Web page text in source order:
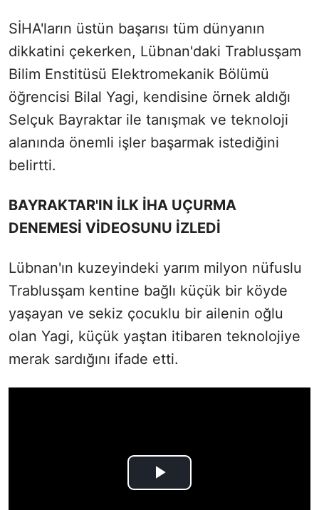
SİHA'ların üstün başarısı tüm dünyanın
dikkatini çekerken, Lübnan'daki Trablusşam
Bilim Enstitüsü Elektromekanik Bölümü
öğrencisi Bilal Yagi, kendisine örnek aldığı
Selçuk Bayraktar ile tanışmak ve teknoloji
alanında önemli işler başarmak istediğini
belirtti.
BAYRAKTAR'IN İLK İHA UÇURMA
DENEMESİ VİDEOSUNU İZLEDİ
Lübnan'ın kuzeyindeki yarım milyon nüfuslu
Trablusşam kentine bağlı küçük bir köyde
yaşayan ve sekiz çocuklu bir ailenin oğlu
olan Yagi, küçük yaştan itibaren teknolojiye
merak sardığını ifade etti.